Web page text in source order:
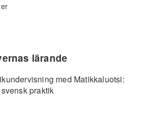
lärande
med Matikkaluotsi:
praktik